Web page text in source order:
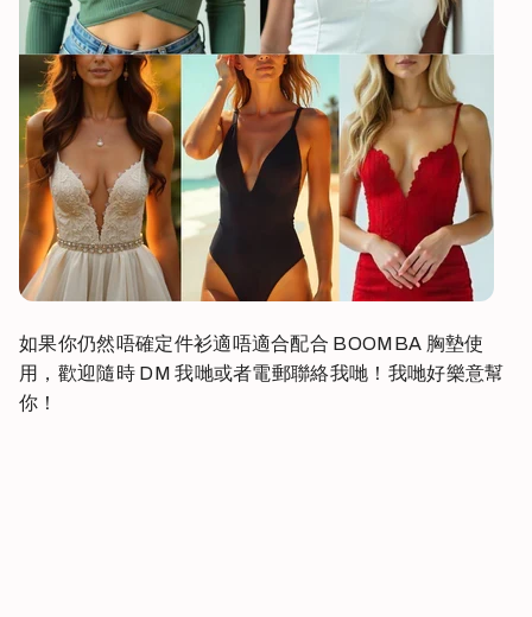
如果你仍然唔確定件衫適唔適合配合 BOOMBA 胸墊使
用，歡迎隨時 DM 我哋或者電郵聯絡我哋！我哋好樂意幫
你！